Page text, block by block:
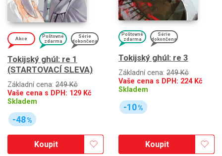
Akce
Poštovné
zdarma
Série
dokončena
Tokijský ghúl: re 1
(STARTOVACÍ SLEVA)
Základní cena: 249 Kč
Vaše cena s DPH: 129 Kč
Skladem
-48%
Koupit
Poštovné
zdarma
Série
dokončena
Tokijský ghúl: re 3
Základní cena: 249 Kč
Vaše cena s DPH: 224Kč
Skladem
-10%
Koupit